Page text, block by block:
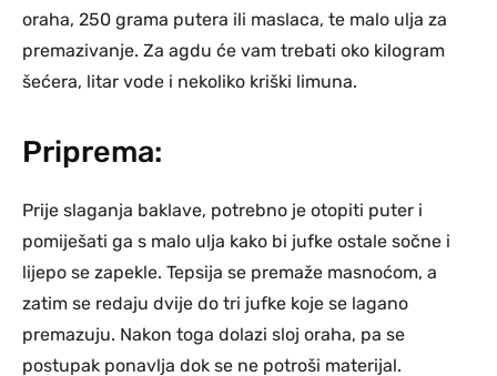
oraha, 250 grama putera ili maslaca, te malo ulja za
premazivanje. Za agdu će vam trebati oko kilogram
šećera, litar vode i nekoliko kriški limuna.
Priprema:
Prije slaganja baklave, potrebno je otopiti puter i
pomiješati ga s malo ulja kako bi jufke ostale sočne i
lijepo se zapekle. Tepsija se premaže masnoćom, a
zatim se redaju dvije do tri jufke koje se lagano
premazuju. Nakon toga dolazi sloj oraha, pa se
postupak ponavlja dok se ne potroši materijal.